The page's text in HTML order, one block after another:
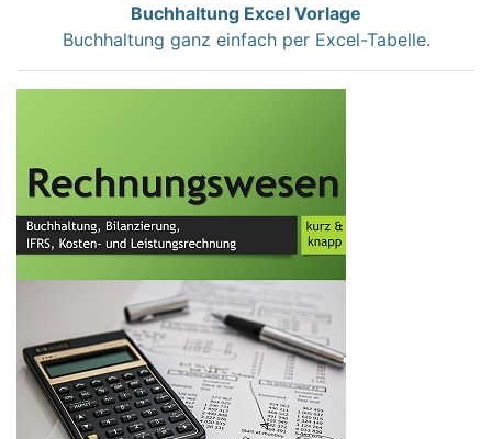
Buchhaltung Excel Vorlage
Buchhaltung ganz einfach per Excel-Tabelle.